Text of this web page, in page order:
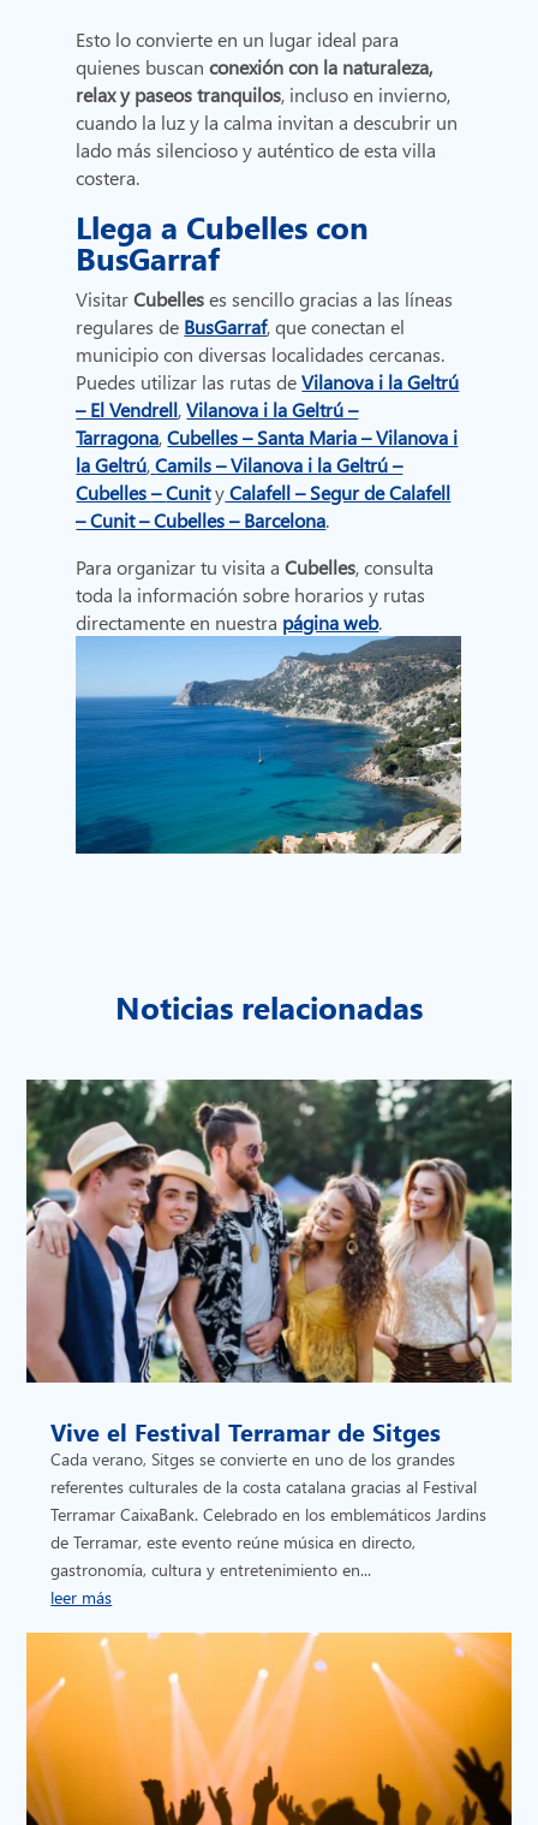
Esto lo convierte en un lugar ideal para
quienes buscanconexión con la naturaleza,
relax y paseos tranquilos, incluso en invierno,
cuando la luz y la calma invitan a descubrir un
lado más silencioso y auténtico de esta villa
costera.
Llega a Cubelles con
BusGarraf
VisitarCubelleses sencillo gracias a las líneas
regulares de BusGarraf, que conectan el
municipio con diversas localidades cercanas.
Puedes utilizar las rutas deVilanova i la Geltrú
– El Vendrell,Vilanova i la Geltrú –
Tarragona, Cubelles – Santa Maria – Vilanova i
la Geltrú, Camils – Vilanova i la Geltrú –
Cubelles–CunityCalafell – Segur de Calafell
– Cunit – Cubelles – Barcelona.
Para organizar tu visita aCubelles, consulta
toda la información sobre horarios y rutas
directamente en nuestra página web.
Noticias relacionadas
Vive el Festival Terramar de Sitges
Cada verano, Sitges se convierte en uno de los grandes
referentes culturales de la costa catalana gracias al Festival
Terramar CaixaBank. Celebrado en los emblemáticos Jardins
de Terramar, este evento reúne música en directo,
gastronomía, cultura y entretenimiento en...
leer más